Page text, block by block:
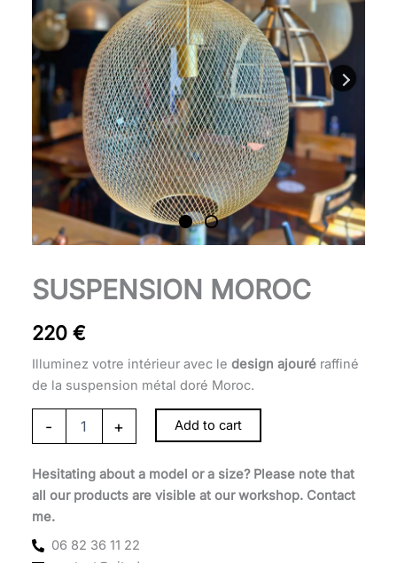
SUSPENSION MOROC
220 €
Illuminez votre intérieur avec le design ajouréraffiné
de la suspension métal doré Moroc.
-
Suspension
Moroc
+ Add to cart
Hesitating about a model or a size? Please note that
all our products are visible at our workshop. Contact
me.
06 82 36 11 22